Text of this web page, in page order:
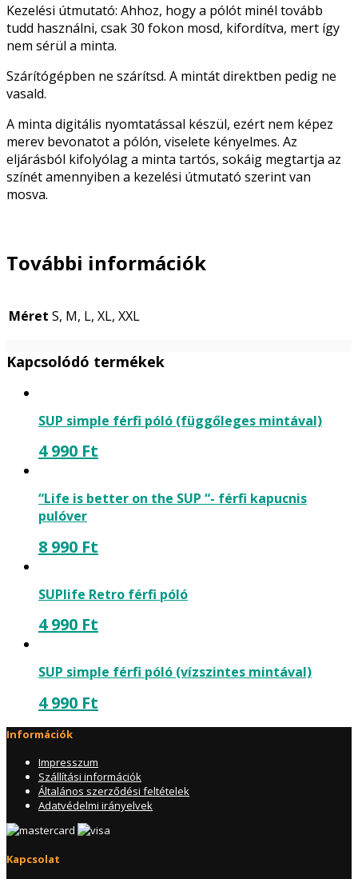
Kezelési útmutató: Ahhoz, hogy a pólót minél tovább
tudd használni, csak 30 fokon mosd, kifordítva, mert így
nem sérül a minta.
Szárítógépben ne szárítsd. A mintát direktben pedig ne
vasald.
A minta digitális nyomtatással készül, ezért nem képez
merev bevonatot a pólón, viselete kényelmes. Az
eljárásból kifolyólag a minta tartós, sokáig megtartja az
színét amennyiben a kezelési útmutató szerint van
mosva.
További információk
Méret S, M, L, XL, XXL
Kapcsolódó termékek
SUP simple férfi póló (függőleges mintával)
4 990 Ft
“Life is better on the SUP “- férfi kapucnis
pulóver
8 990 Ft
SUPlife Retro férfi póló
4 990 Ft
SUP simple férfi póló (vízszintes mintával)
4 990 Ft
Információk
Impresszum
Szállítási információk
Általános szerződési feltételek
Adatvédelmi irányelvek
Kapcsolat